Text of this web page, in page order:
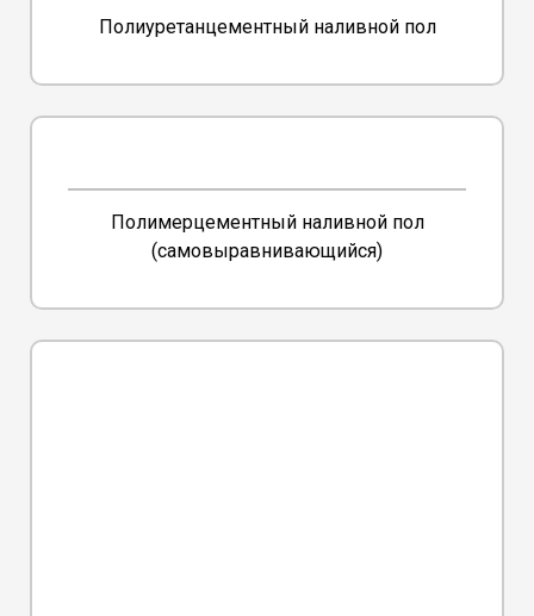
Полиуретанцементный наливной пол
Полимерцементный наливной пол
(самовыравнивающийся)